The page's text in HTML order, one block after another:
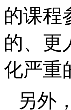
的课程
的、更
化严重
另外